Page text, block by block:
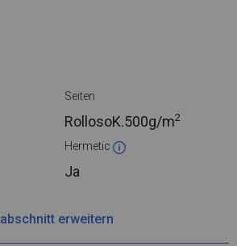
Seiten
RollosoK.500g/m2
Hermetic
Ja
abschnitt erweitern